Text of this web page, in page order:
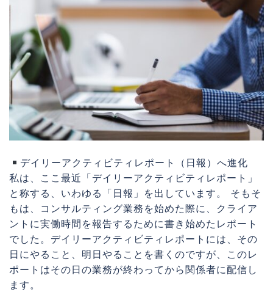
デイリーアクティビティレポート（日報）へ進化
私は、ここ最近「デイリーアクティビティレポート」
と称する、いわゆる「日報」を出しています。 そもそ
もは、コンサルティング業務を始めた際に、クライア
ントに実働時間を報告するために書き始めたレポート
でした。デイリーアクティビティレポートには、その
日にやること、明日やることを書くのですが、このレ
ポートはその日の業務が終わってから関係者に配信し
ます。